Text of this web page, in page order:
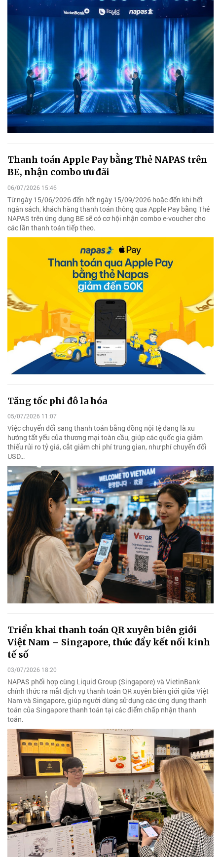
Thanh toán Apple Pay bằng Thẻ NAPAS trên
BE, nhận combo ưu đãi
06/07/2026 15:46
Từ ngày 15/06/2026 đến hết ngày 15/09/2026 hoặc đến khi hết
ngân sách, khách hàng thanh toán thông qua Apple Pay bằng Thẻ
NAPAS trên ứng dụng BE sẽ có cơ hội nhận combo e-voucher cho
các lần thanh toán tiếp theo.
Tăng tốc phi đô la hóa
05/07/2026 11:07
Việc chuyển đổi sang thanh toán bằng đồng nội tệ đang là xu
hướng tất yếu của thương mại toàn cầu, giúp các quốc gia giảm
thiểu rủi ro tỷ giá, cắt giảm chi phí trung gian, như phí chuyển đổi
USD…
Triển khai thanh toán QR xuyên biên giới
Việt Nam – Singapore, thúc đẩy kết nối kinh
tế số
03/07/2026 18:20
NAPAS phối hợp cùng Liquid Group (Singapore) và VietinBank
chính thức ra mắt dịch vụ thanh toán QR xuyên biên giới giữa Việt
Nam và Singapore, giúp người dùng sử dụng các ứng dụng thanh
toán của Singapore thanh toán tại các điểm chấp nhận thanh
toán.